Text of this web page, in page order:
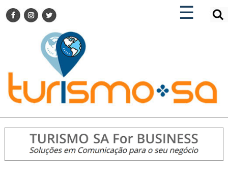
☰
×
TURISMO SA FOR BUSINESS
DESTINOS NACIONAIS
DESTINOS INTERNACIONAIS
CITY BREAK
TURISMO E MERCADO
EVENTOS
HOTELARIA
×
ENCONTRE SUA NOTÍCIA